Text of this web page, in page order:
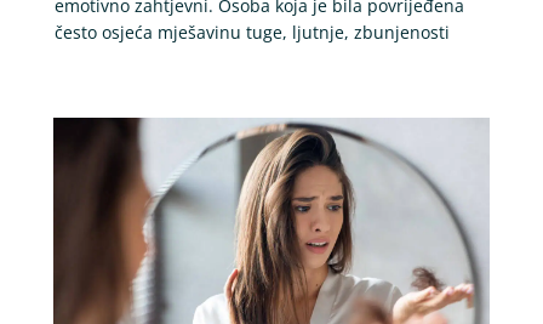
emotivno zahtjevni. Osoba koja je bila povrijeđena
često osjeća mješavinu tuge, ljutnje, zbunjenosti